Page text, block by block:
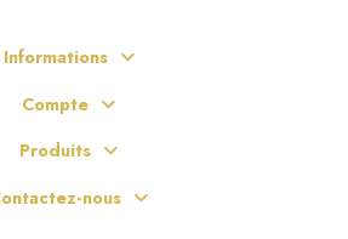
Informations
Compte
Produits
nous